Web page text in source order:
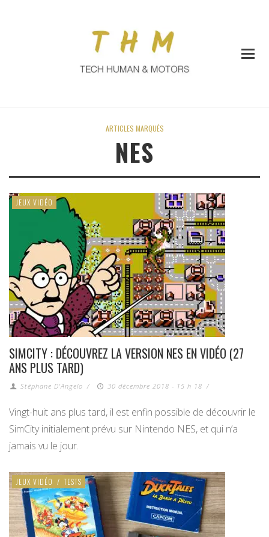
ARTICLES MARQUÉS
NES
JEUX VIDÉO
SIMCITY : DÉCOUVREZ LA VERSION NES EN VIDÉO (27
ANS PLUS TARD)
Stéphane D'Angelo / 30 décembre 2018 - 15 h 18 /
Vingt-huit ans plus tard, il est enfin possible de découvrir le
SimCity initialement prévu sur Nintendo NES, et qui n’a
jamais vu le jour.
JEUX VIDÉO / TESTS